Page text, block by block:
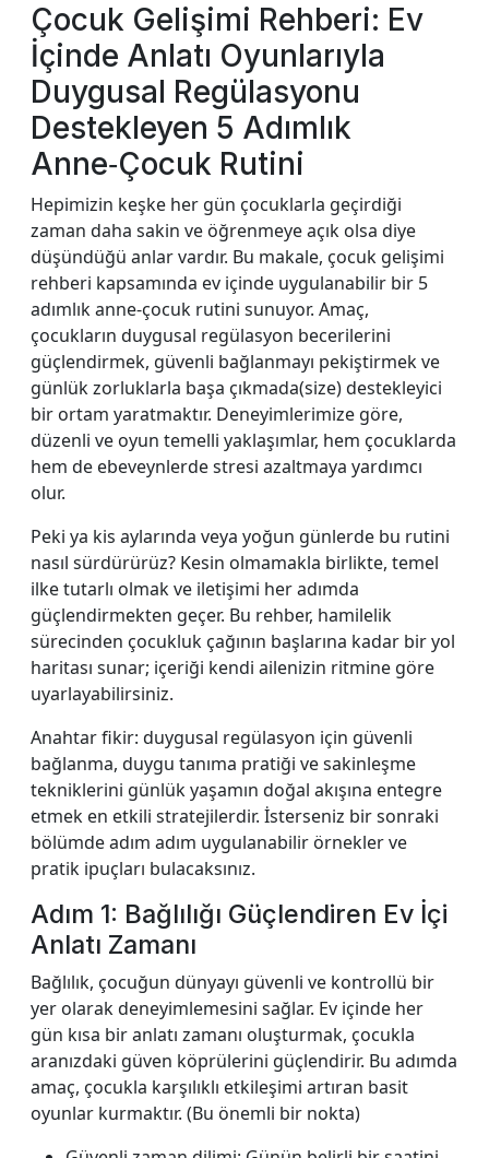
Çocuk Gelişimi Rehberi: Ev
İçinde Anlatı Oyunlarıyla
Duygusal Regülasyonu
Destekleyen 5 Adımlık
Anne‑Çocuk Rutini
Hepimizin keşke her gün çocuklarla geçirdiği
zaman daha sakin ve öğrenmeye açık olsa diye
düşündüğü anlar vardır. Bu makale, çocuk gelişimi
rehberi kapsamında ev içinde uygulanabilir bir 5
adımlık anne‑çocuk rutini sunuyor. Amaç,
çocukların duygusal regülasyon becerilerini
güçlendirmek, güvenli bağlanmayı pekiştirmek ve
günlük zorluklarla başa çıkmada(size) destekleyici
bir ortam yaratmaktır. Deneyimlerimize göre,
düzenli ve oyun temelli yaklaşımlar, hem çocuklarda
hem de ebeveynlerde stresi azaltmaya yardımcı
olur.
Peki ya kis aylarında veya yoğun günlerde bu rutini
nasıl sürdürürüz? Kesin olmamakla birlikte, temel
ilke tutarlı olmak ve iletişimi her adımda
güçlendirmekten geçer. Bu rehber, hamilelik
sürecinden çocukluk çağının başlarına kadar bir yol
haritası sunar; içeriği kendi ailenizin ritmine göre
uyarlayabilirsiniz.
Anahtar fikir: duygusal regülasyon için güvenli
bağlanma, duygu tanıma pratiği ve sakinleşme
tekniklerini günlük yaşamın doğal akışına entegre
etmek en etkili stratejilerdir. İsterseniz bir sonraki
bölümde adım adım uygulanabilir örnekler ve
pratik ipuçları bulacaksınız.
Adım 1: Bağlılığı Güçlendiren Ev İçi
Anlatı Zamanı
Bağlılık, çocuğun dünyayı güvenli ve kontrollü bir
yer olarak deneyimlemesini sağlar. Ev içinde her
gün kısa bir anlatı zamanı oluşturmak, çocukla
aranızdaki güven köprülerini güçlendirir. Bu adımda
amaç, çocukla karşılıklı etkileşimi artıran basit
oyunlar kurmaktır. (Bu önemli bir nokta)